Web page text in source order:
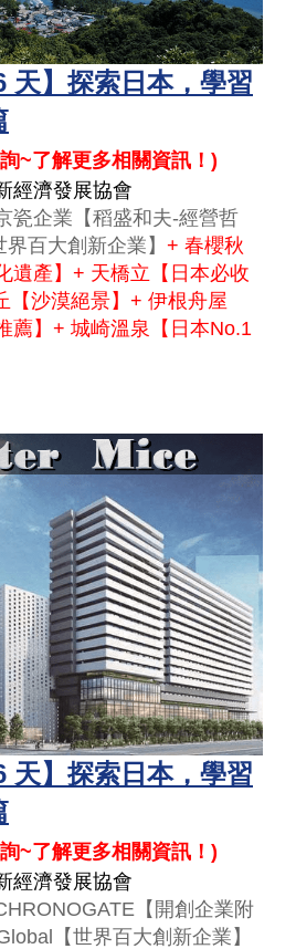
天】探索日本，學習
~了解更多相關資訊！ )
經濟發展協會
瓷企業【稻盛和夫-經營哲
百大創新企業】 + 春櫻秋
遺產】+ 天橋立【日本必收
【沙漠絕景】+ 伊根舟屋
薦】+ 城崎溫泉【日本No.1
天】探索日本，學習
~了解更多相關資訊！ )
經濟發展協會
【開創企業附
【世界百大創新企業】